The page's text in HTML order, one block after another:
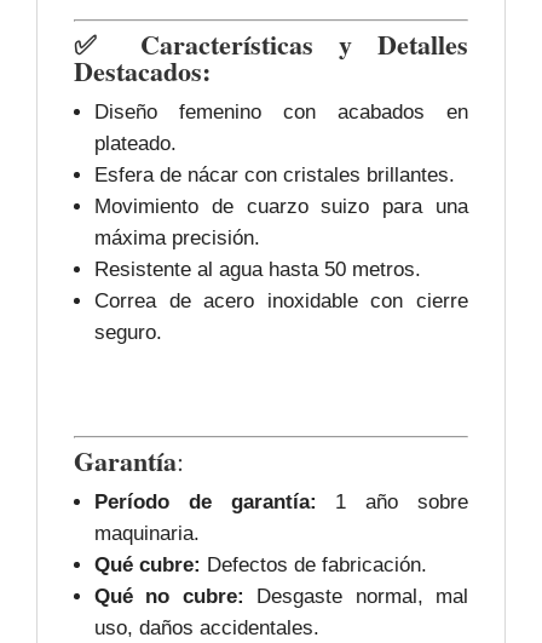
✅ Características y Detalles
Destacados:
Diseño femenino con acabados en
plateado.
Esfera de nácar con cristales brillantes.
Movimiento de cuarzo suizo para una
máxima precisión.
Resistente al agua hasta 50 metros.
Correa de acero inoxidable con cierre
seguro.
Garantía:
Período de garantía: 1 año sobre
maquinaria.
Qué cubre: Defectos de fabricación.
Qué no cubre: Desgaste normal, mal
uso, daños accidentales.